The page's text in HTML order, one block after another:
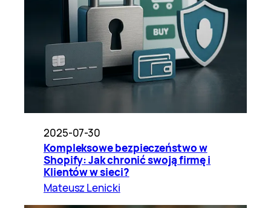
2025-07-30
Kompleksowe bezpieczeństwo w
Shopify: Jak chronić swoją firmę i
Klientów w sieci?
Mateusz Lenicki